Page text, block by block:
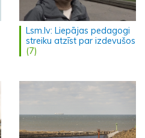
Lsm.lv: Liepājas pedagogi
streiku atzīst par izdevušos
(7)